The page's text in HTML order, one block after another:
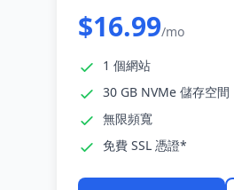
$16.99/mo
1 個網站
30 GB NVMe 儲存空間
無限頻寬
免費 SSL 憑證*